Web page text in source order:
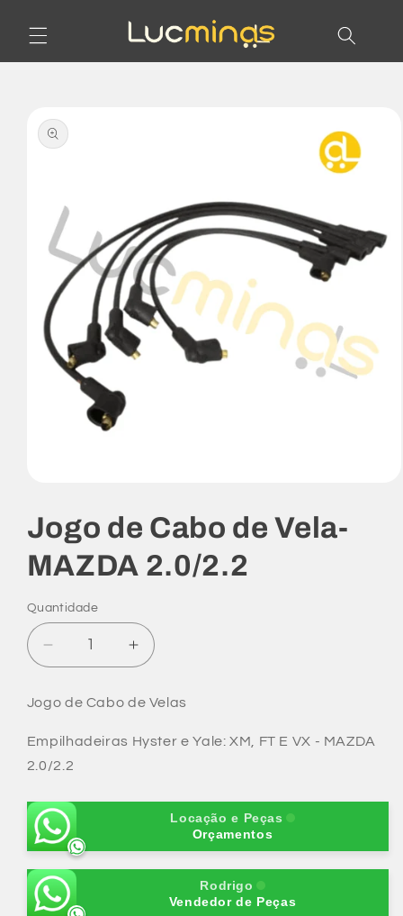
conteúdo
informações
do produto
na
janela
modal
Jogo de Cabo de Vela-
MAZDA 2.0/2.2
Quantidade
Diminuir
a
quantidade
de
Jogo
de
Cabo
Vela-
MAZDA
2.0/2.2
Aumentar
a
quantidade
de
Jogo
de
Vela-
MAZDA
2.0/2.2
Jogo de Cabo de Velas
Empilhadeiras Hyster e Yale: XM, FT E VX - MAZDA
2.0/2.2
Locação e Peças
Orçamentos
Rodrigo
Vendedor de Peças